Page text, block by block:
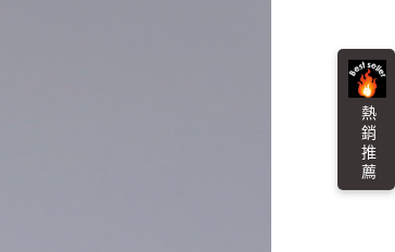
熱 銷 推 薦
份有限公司」（以下簡稱本公司）所提供，讓
購買商品或服務，並由商店將買賣／分期付
，依約使用本公司帳單繳交帳款。
你分期」之契約關係目的，商店將以您的個人
）提供予台灣大哥大進項蒐集、處理及利
期帳單所需資料之確認、核對及更正。
以下連結：
內，點擊此簡訊中的連結，可透過四大超商
式進行付款，方視為交易完成。
不需立刻繳費，但若您需要取消訂單，請聯
同意取消之訂單仍視為有效，需透過AFTEE
先享後付 」之結帳頁面顯示為準，若有關於
欲退款等相關疑問，請聯繫「AFTEE先享後
support/home
公司提供之「AFTEE先享後付」服務完成之
內提供個人資料，並將交易相關給付款項請
限公司。
以上)免運費
含以上)免運費
含以上)免運費
含以上)免運費